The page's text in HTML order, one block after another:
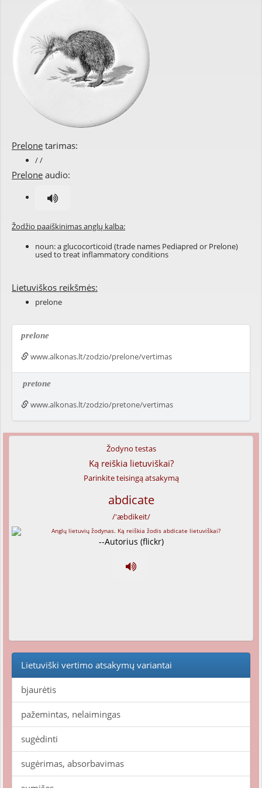
Prelone tarimas:
/ /
Prelone audio:
Žodžio paaiškinimas anglų kalba:
noun: a glucocorticoid (trade names Pediapred or Prelone)
used to treat inflammatory conditions
Lietuviškos reikšmės:
prelone
prelone
www.alkonas.lt/zodzio/prelone/vertimas
pretone
www.alkonas.lt/zodzio/pretone/vertimas
Žodyno testas
Ką reiškia lietuviškai?
Parinkite teisingą atsakymą
abdicate
/'æbdikeit/
--Autorius (flickr)
Lietuviški vertimo atsakymų variantai
bjaurėtis
pažemintas, nelaimingas
sugėdinti
sugėrimas, absorbavimas